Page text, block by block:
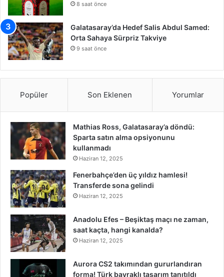
8 saat önce
Galatasaray’da Hedef Salis Abdul Samed:
Orta Sahaya Sürpriz Takviye
9 saat önce
Popüler Son Eklenen Yorumlar
Mathias Ross, Galatasaray’a döndü:
Sparta satın alma opsiyonunu
kullanmadı
Haziran 12, 2025
Fenerbahçe’den üç yıldız hamlesi!
Transferde sona gelindi
Haziran 12, 2025
Anadolu Efes – Beşiktaş maçı ne zaman,
saat kaçta, hangi kanalda?
Haziran 12, 2025
Aurora CS2 takımından gururlandıran
forma! Türk bayraklı tasarım tanıtıldı